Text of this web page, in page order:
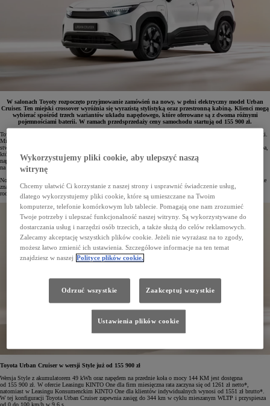
W salonach Toyoty rozpoczęto przyjmowanie zamówień na nowy, w pełni elektryczny model Urban
Cruiser. Ten miejski crossover wyróżnia się wyrazistą stylistyką oraz przestronną kabiną. Klienci mogą
wybierać spośród trzech wariantów układu napędowego, które oferowane są z dwoma różnymi
pojemnościami baterii. W ramach przedsprzedaży ceny samochodu startują od 155 900 zł.
Toyota Urban Cruiser to najnowsza propozycja w rosnącej gamie elektrycznych samochodów japońskiej marki.
Miejski crossover, zaprojektowany w stylistyce „Urban Tech”, wyróżnia się przestronnym wnętrzem
stworzonym z myślą o komforcie podróżowania. Funkcjonalność zwiększa dzielona i przesuwana tylna kanapa,
która pozwala elastycznie aranżować przestrzeń bagażową. Model oferowany jest w trzech wariantach układu
napędowego oraz z dwoma opcjami pojemności akumulatora, a klienci mogą wybrać wersję z napędem
na przednią oś lub z napędem na wszystkie koła (AWD).
Nowa Toyota Urban Cruiser dostępna jest w dwóch poziomach wyposażenia – Style oraz Executive. W ofercie
znajdziemy jedenaście kombinacji kolorystycznych nadwozia, 18” lub 19” felgi aluminiowe, a także dwa
rodzaje tapicerki. Samochód można już zamawiać w ramach przedsprzedaży.
Toyota Urban Cruiser w wersji Style już od 155 900 zł
Wersja Style z akumulatorem 49 kWh oraz napędem na przednie koła o mocy 144 KM jest dostępna
od 155 900 zł. W ofercie Leasingu KINTO One dla firm miesięczna rata zaczyna się od 1261 zł netto*,
natomiast w Leasingu Konsumenckim KINTO One dla klientów indywidualnych wynosi od 1551 zł brutto*.
W tej konfiguracji Toyota Urban Cruiser zapewnia zasięg do 344 km w cyklu mieszanym WLTP i przyspiesza
od 0 do 100 km/h w 9,6 s.
Wykorzystujemy pliki cookie, aby ulepszyć naszą
witrynę
Chcemy ułatwić Ci korzystanie z naszej strony i usprawnić świadczenie usług,
dlatego wykorzystujemy pliki cookie, które są umieszczane na Twoim
komputerze, telefonie komórkowym lub tablecie. Pomagają one nam zrozumieć
Twoje potrzeby i ulepszać funkcjonalność naszej witryny. Są wykorzystywane do
dostarczania usług i narzędzi osób trzecich, a także służą do celów reklamowych.
Zalecamy akceptację wszystkich plików cookie. Jeżeli nie wyrażasz na to zgody,
możesz łatwo zmienić ich ustawienia. Szczegółowe informacje na ten temat
znajdziesz w naszej Polityce plików cookie.
Odrzuć wszystkie Zaakceptuj wszystkie
Ustawienia plików cookie